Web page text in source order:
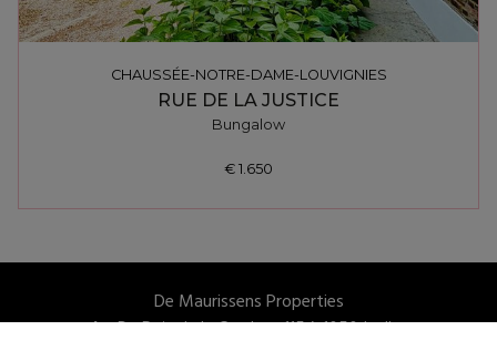
CHAUSSÉE-NOTRE-DAME-LOUVIGNIES
RUE DE LA JUSTICE
Bungalow
€ 1.650
De Maurissens Properties
Av. Du Bois de la Cambre, 115 à 1050 Ixelles